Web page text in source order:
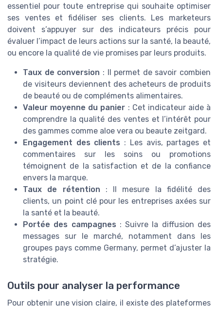
essentiel pour toute entreprise qui souhaite optimiser
ses ventes et fidéliser ses clients. Les marketeurs
doivent s’appuyer sur des indicateurs précis pour
évaluer l’impact de leurs actions sur la santé, la beauté,
ou encore la qualité de vie promises par leurs produits.
Taux de conversion : Il permet de savoir combien
de visiteurs deviennent des acheteurs de produits
de beauté ou de compléments alimentaires.
Valeur moyenne du panier : Cet indicateur aide à
comprendre la qualité des ventes et l’intérêt pour
des gammes comme aloe vera ou beaute zeitgard.
Engagement des clients : Les avis, partages et
commentaires sur les soins ou promotions
témoignent de la satisfaction et de la confiance
envers la marque.
Taux de rétention : Il mesure la fidélité des
clients, un point clé pour les entreprises axées sur
la santé et la beauté.
Portée des campagnes : Suivre la diffusion des
messages sur le marché, notamment dans les
groupes pays comme Germany, permet d’ajuster la
stratégie.
Outils pour analyser la performance
Pour obtenir une vision claire, il existe des plateformes